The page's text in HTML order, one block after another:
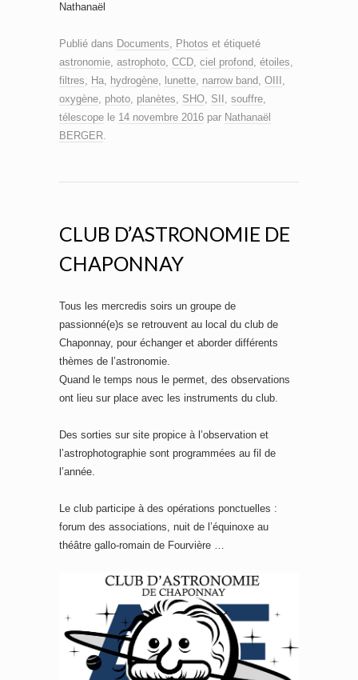
Nathanaël
Publié dans Documents, Photos et étiqueté
astronomie, astrophoto, CCD, ciel profond, étoiles,
filtres, Ha, hydrogène, lunette, narrow band, OIII ,
oxygène, photo, planètes, SHO, SII , souffre,
télescope le 14 novembre 2016 par Nathanaël
BERGER.
CLUB D’ASTRONOMIE DE
CHAPONNAY
Tous les mercredis soirs un groupe de
passionné(e)s se retrouvent au local du club de
Chaponnay, pour échanger et aborder différents
thèmes de l’astronomie.
Quand le temps nous le permet, des observations
ont lieu sur place avec les instruments du club.
Des sorties sur site propice à l’observation et
l’astrophotographie sont programmées au fil de
l’année.
Le club participe à des opérations ponctuelles :
forum des associations, nuit de l’équinoxe au
théâtre gallo-romain de Fourvière …